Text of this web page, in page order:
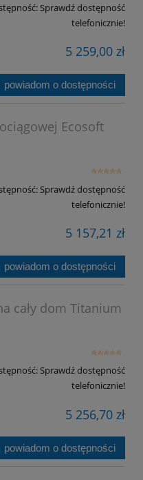
Sprawdź dostępność
telefonicznie!
5 259,00 zł
powiadom o dostępności
Ecosoft
Sprawdź dostępność
telefonicznie!
5 157,21 zł
powiadom o dostępności
cały dom Titanium
Sprawdź dostępność
telefonicznie!
5 256,70 zł
powiadom o dostępności